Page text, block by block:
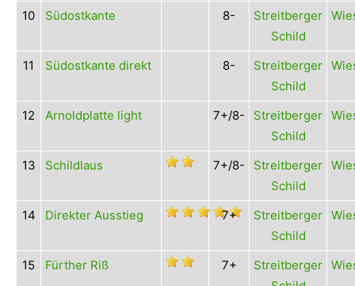
10 Südostkante 8-
Streitberger
Schild
11 Südostkante direkt 8-
Streitberger
Schild
12 Arnoldplatte light 7+/8-
Streitberger
Schild
13 Schildlaus 7+/8-
Streitberger
Schild
14 Direkter Ausstieg 7+
Streitberger
Schild
15 Fürther Riß 7+
Streitberger